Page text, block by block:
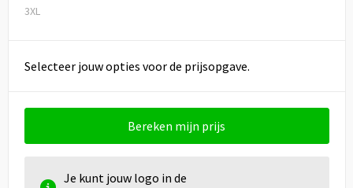
3XL
Selecteer jouw opties voor de prijsopgave.
Bereken mijn prijs
Je kunt jouw logo in de